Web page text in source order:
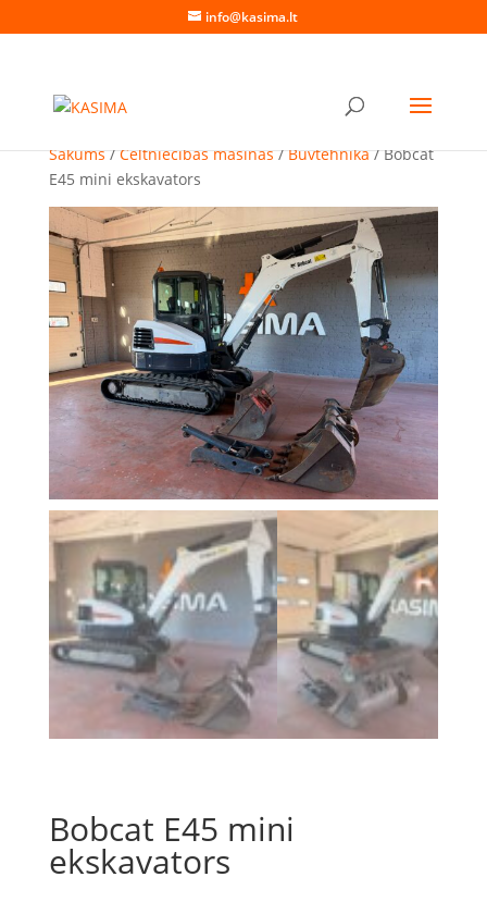
info@kasima.lt
Sākums/Celtniecības mašīnas/Būvtehnika/ Bobcat
E45 mini ekskavators
Bobcat E45 mini
ekskavators